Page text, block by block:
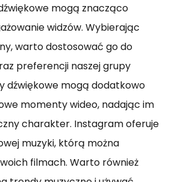
mogą znacząco
widzów. Wybierając
warto dostosować go do
preferencji naszej grupy
dźwiękowe mogą dodatkowo
momenty wideo, nadając im
charakter. Instagram oferuje
muzyki, którą można
filmach. Warto również